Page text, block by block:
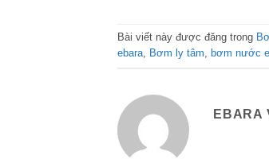
Bài viết này được đăng trong
ebara, Bơm ly tâm, bơm nước
EBARA